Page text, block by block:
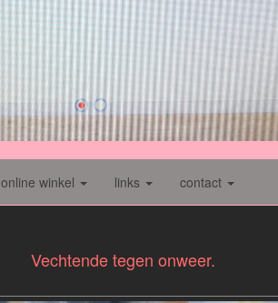
online winkel links contact
Vechtende tegen onweer.